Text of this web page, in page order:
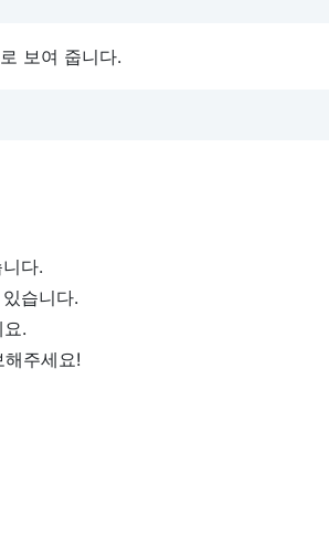
보여 줍니다.
다.
습니다.
.
주세요!